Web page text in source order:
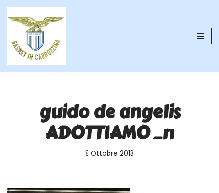
contenuto
guido de angelis
ADOTTIAMO _n
8 Ottobre 2013